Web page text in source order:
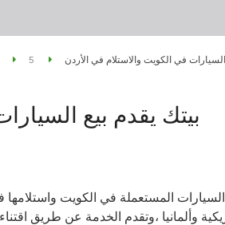
5 في الكويت والاستلام في الأردن
بيتك يقدم بيع
السيارات المستعملة في الكويت
وألمانيا ،وتقدم الخدمة عن طريق